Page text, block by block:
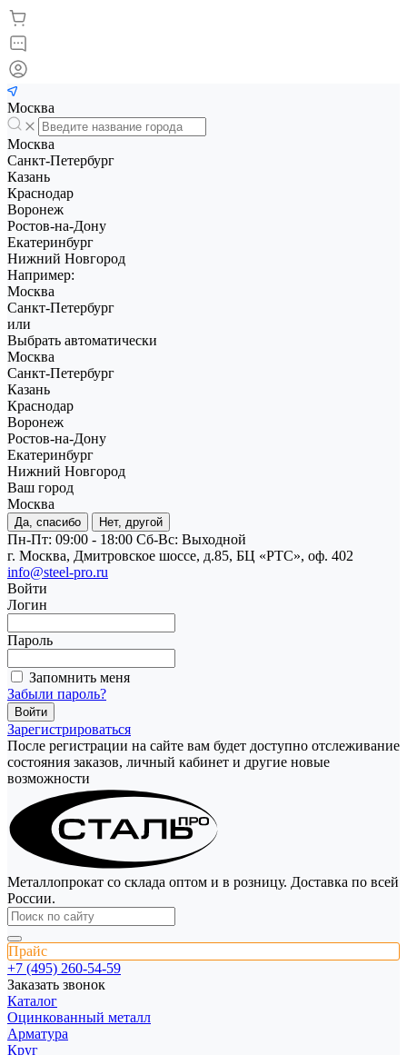
Москва
Москва
Санкт-Петербург
Казань
Краснодар
Воронеж
Ростов-на-Дону
Екатеринбург
Нижний Новгород
Например:
Москва
Санкт-Петербург
или
Выбрать автоматически
Москва
Санкт-Петербург
Казань
Краснодар
Воронеж
Ростов-на-Дону
Екатеринбург
Нижний Новгород
Ваш город
Москва
Да, спасибо Нет, другой
Пн-Пт: 09:00 - 18:00 Cб-Вс: Выходной
г. Москва, Дмитровское шоссе, д.85, БЦ «РТС», оф. 402
info@steel-pro.ru
Войти
Логин
Пароль
Запомнить меня
Забыли пароль?
Зарегистрироваться
После регистрации на сайте вам будет доступно отслеживание
состояния заказов, личный кабинет и другие новые
возможности
Металлопрокат со склада оптом и в розницу. Доставка по всей
России.
Прайс
+7 (495) 260-54-59
Заказать звонок
Каталог
Оцинкованный металл
Арматура
Круг